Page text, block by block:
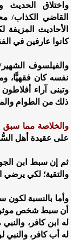
واختلاق الحديث
القاضي الكذاب/
الأحاديث
كانوا عارفين في
والفيلسوف
نفسه كان فقهيًّا،
وتبنى آراء
ذلك من الطوام
والخلاصة مما سبق
على عقيدة أهل
ثم إن سبط ابن
والتقية؛ لكي يرضي
وأما بالنسبة لكون
أن سبط شخص
له ابن كافر،
له أب كافر،